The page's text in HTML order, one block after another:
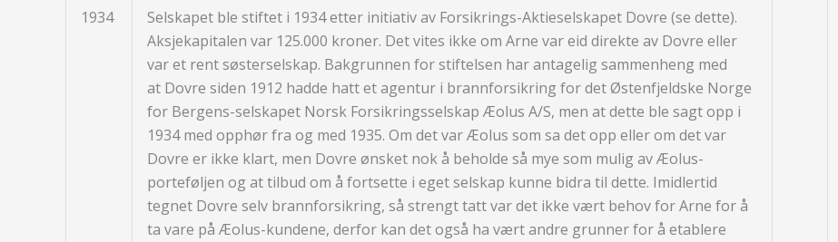
1934
Selskapet ble stiftet i 1934 etter initiativ av Forsikrings-Aktieselskapet Dovre (se dette).
Aksjekapitalen var 125.000 kroner. Det vites ikke om Arne var eid direkte av Dovre eller
var et rent søsterselskap. Bakgrunnen for stiftelsen har antagelig sammenheng med
at Dovre siden 1912 hadde hatt et agentur i brannforsikring for det Østenfjeldske Norge
for Bergens-selskapet Norsk Forsikringsselskap Æolus A/S, men at dette ble sagt opp i
1934 med opphør fra og med 1935. Om det var Æolus som sa det opp eller om det var
Dovre er ikke klart, men Dovre ønsket nok å beholde så mye som mulig av Æolus-
porteføljen og at tilbud om å fortsette i eget selskap kunne bidra til dette. Imidlertid
tegnet Dovre selv brannforsikring, så strengt tatt var det ikke vært behov for Arne for å
ta vare på Æolus-kundene, derfor kan det også ha vært andre grunner for å etablere